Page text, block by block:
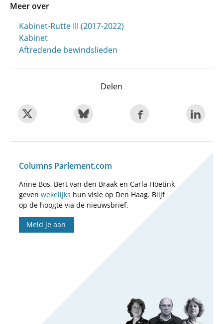
Meer over
Kabinet-Rutte III (2017-2022)
Kabinet
Aftredende bewindslieden
Delen
Columns Parlement.com
Anne Bos, Bert van den Braak en Carla Hoetink
geven wekelijks hun visie op Den Haag. Blijf
op de hoogte via de nieuwsbrief.
Meld je aan